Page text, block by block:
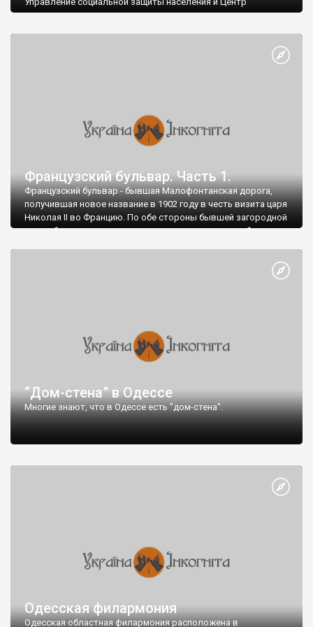
милосердия.
Французский бульвар. Часть 1.
Французский бульвар - бывшая Малофонтанская дорога,
получившая новое название в 1902 году в честь визита царя
Николая II во Францию. По обе стороны бывшей загородной
улицы были раскинуты многочисленные дачи и особняки.
Начнем с четной стороны улицы.
Бывший участок Удельного Ведомства.
“Дом-стена” в Одессе
Многие знают, что в Одессе есть "дом-стена".
Одесская филармония
Одесская областная филармония расположена в